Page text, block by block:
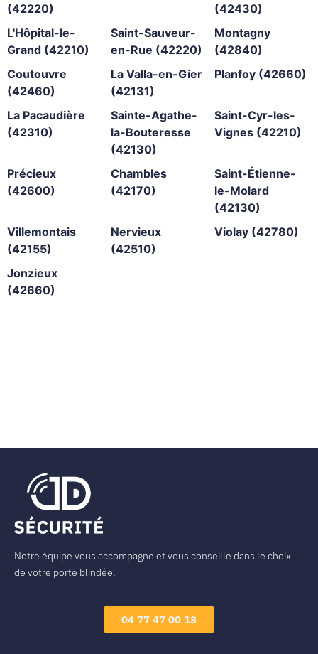
(42220)
(42430)
L'Hôpital-le-
Grand (42210)
Saint-Sauveur-
en-Rue (42220)
Montagny
(42840)
Coutouvre
(42460)
La Valla-en-Gier
(42131)
Planfoy (42660)
La Pacaudière
(42310)
Sainte-Agathe-
la-Bouteresse
(42130)
Saint-Cyr-les-
Vignes (42210)
Précieux
(42600)
Chambles
(42170)
Saint-Étienne-
le-Molard
(42130)
Villemontais
(42155)
Nervieux
(42510)
Violay (42780)
Jonzieux
(42660)
Notre équipe vous accompagne et vous conseille dans le choix
de votre porte blindée.
04 77 47 00 18